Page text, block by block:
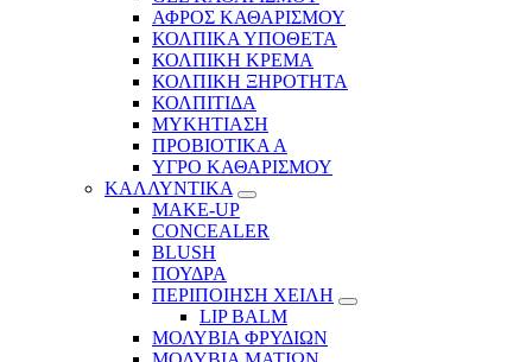
ΑΦΡΟΣ ΚΑΘΑΡΙΣΜΟΥ
ΚΟΛΠΙΚΑ ΥΠΟΘΕΤΑ
ΚΟΛΠΙΚΗ ΚΡΕΜΑ
ΚΟΛΠΙΚΗ ΞΗΡΟΤΗΤΑ
ΚΟΛΠΙΤΙΔΑ
ΜΥΚΗΤΙΑΣΗ
ΠΡΟΒΙΟΤΙΚΑ Α
ΥΓΡΟ ΚΑΘΑΡΙΣΜΟΥ
ΚΑΛΛΥΝΤΙΚΑ
MAKE-UP
CONCEALER
BLUSH
ΠΟΥΔΡΑ
ΠΕΡΙΠΟΙΗΣΗ ΧΕΙΛΗ
LIP BALM
ΜΟΛΥΒΙΑ ΦΡΥΔΙΩΝ